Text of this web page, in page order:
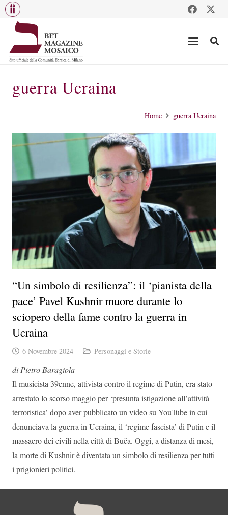
guerra Ucraina
Home guerra Ucraina
“Un simbolo di resilienza”: il ‘pianista della
pace’ Pavel Kushnir muore durante lo
sciopero della fame contro la guerra in
Ucraina
6 Novembre 2024 Personaggi e Storie
di Pietro Baragiola
Il musicista 39enne, attivista contro il regime di Putin, era stato
arrestato lo scorso maggio per ‘presunta istigazione all’attività
terroristica’ dopo aver pubblicato un video su YouTube in cui
denunciava la guerra in Ucraina, il ‘regime fascista’ di Putin e il
massacro dei civili nella città di Buča. Oggi, a distanza di mesi,
la morte di Kushnir è diventata un simbolo di resilienza per tutti
i prigionieri politici.